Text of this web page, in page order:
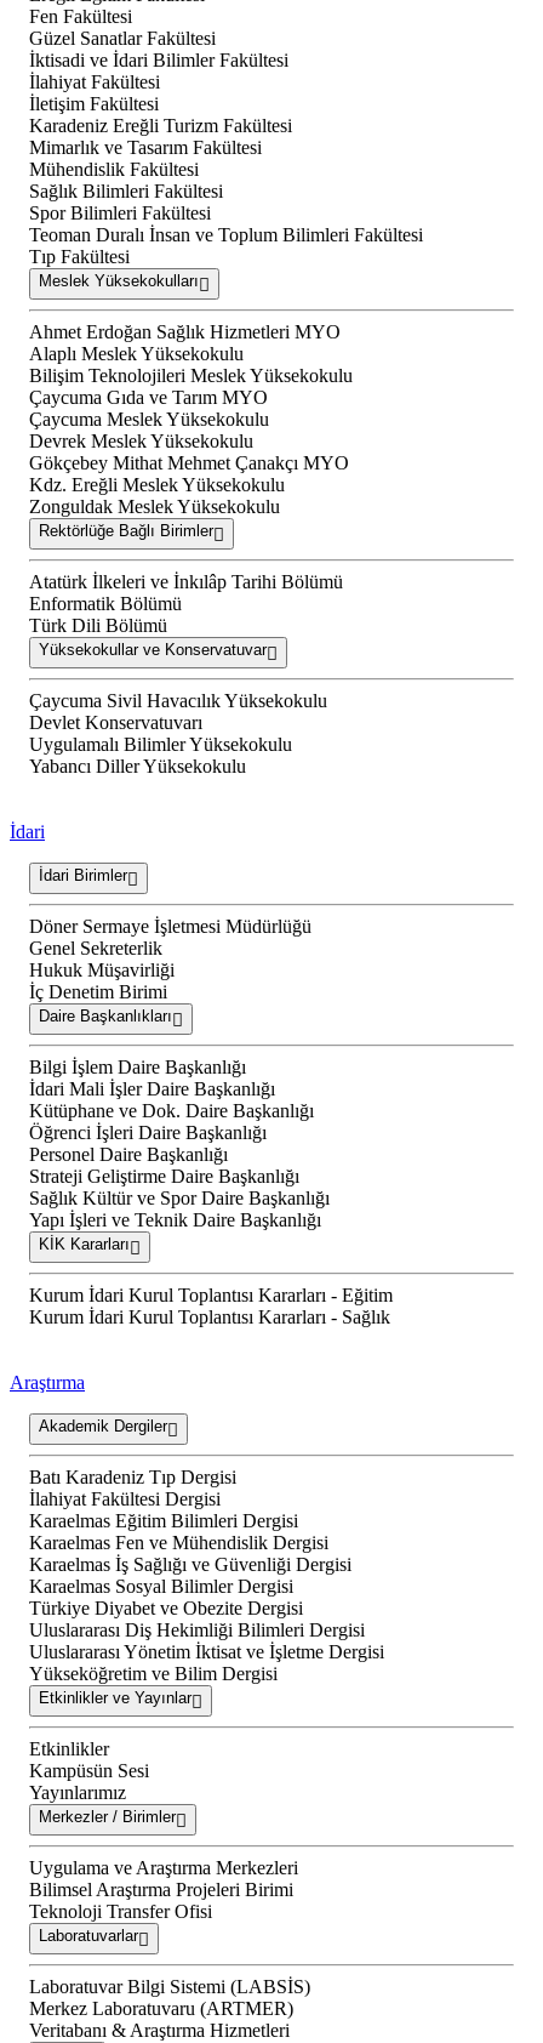
Fen Fakültesi
Güzel Sanatlar Fakültesi
İktisadi ve İdari Bilimler Fakültesi
İlahiyat Fakültesi
İletişim Fakültesi
Karadeniz Ereğli Turizm Fakültesi
Mimarlık ve Tasarım Fakültesi
Mühendislik Fakültesi
Sağlık Bilimleri Fakültesi
Spor Bilimleri Fakültesi
Teoman Duralı İnsan ve Toplum Bilimleri Fakültesi
Tıp Fakültesi
Meslek Yüksekokulları
Ahmet Erdoğan Sağlık Hizmetleri MYO
Alaplı Meslek Yüksekokulu
Bilişim Teknolojileri Meslek Yüksekokulu
Çaycuma Gıda ve Tarım MYO
Çaycuma Meslek Yüksekokulu
Devrek Meslek Yüksekokulu
Gökçebey Mithat Mehmet Çanakçı MYO
Kdz. Ereğli Meslek Yüksekokulu
Zonguldak Meslek Yüksekokulu
Rektörlüğe Bağlı Birimler
Atatürk İlkeleri ve İnkılâp Tarihi Bölümü
Enformatik Bölümü
Türk Dili Bölümü
Yüksekokullar ve Konservatuvar
Çaycuma Sivil Havacılık Yüksekokulu
Devlet Konservatuvarı
Uygulamalı Bilimler Yüksekokulu
Yabancı Diller Yüksekokulu
İdari
İdari Birimler
Döner Sermaye İşletmesi Müdürlüğü
Genel Sekreterlik
Hukuk Müşavirliği
İç Denetim Birimi
Daire Başkanlıkları
Bilgi İşlem Daire Başkanlığı
İdari Mali İşler Daire Başkanlığı
Kütüphane ve Dok. Daire Başkanlığı
Öğrenci İşleri Daire Başkanlığı
Personel Daire Başkanlığı
Strateji Geliştirme Daire Başkanlığı
Sağlık Kültür ve Spor Daire Başkanlığı
Yapı İşleri ve Teknik Daire Başkanlığı
KİK Kararları
Kurum İdari Kurul Toplantısı Kararları - Eğitim
Kurum İdari Kurul Toplantısı Kararları - Sağlık
Araştırma
Akademik Dergiler
Batı Karadeniz Tıp Dergisi
İlahiyat Fakültesi Dergisi
Karaelmas Eğitim Bilimleri Dergisi
Karaelmas Fen ve Mühendislik Dergisi
Karaelmas İş Sağlığı ve Güvenliği Dergisi
Karaelmas Sosyal Bilimler Dergisi
Türkiye Diyabet ve Obezite Dergisi
Uluslararası Diş Hekimliği Bilimleri Dergisi
Uluslararası Yönetim İktisat ve İşletme Dergisi
Yükseköğretim ve Bilim Dergisi
Etkinlikler ve Yayınlar
Etkinlikler
Kampüsün Sesi
Yayınlarımız
Merkezler / Birimler
Uygulama ve Araştırma Merkezleri
Bilimsel Araştırma Projeleri Birimi
Teknoloji Transfer Ofisi
Laboratuvarlar
Laboratuvar Bilgi Sistemi (LABSİS)
Merkez Laboratuvaru (ARTMER)
Veritabanı & Araştırma Hizmetleri